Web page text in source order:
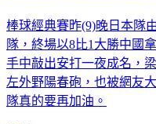
棒球經典賽昨(9)晚日本隊
隊，終場以8比1大勝中國
手中敲出安打一夜成名，
左外野陽春砲，也被網友
隊真的要再加油。